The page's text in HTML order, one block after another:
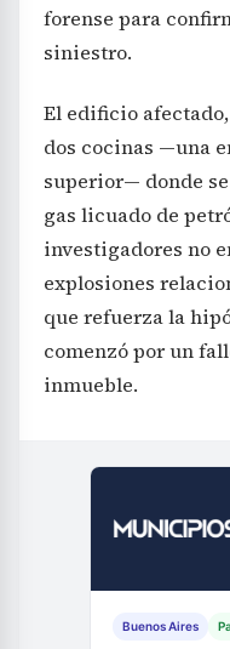
forense para
siniestro.
El edificio
dos cocinas —una
superior— donde
gas licuado de
investigadores no
explosiones
que refuerza la
comenzó por un
inmueble.
Buenos Aires